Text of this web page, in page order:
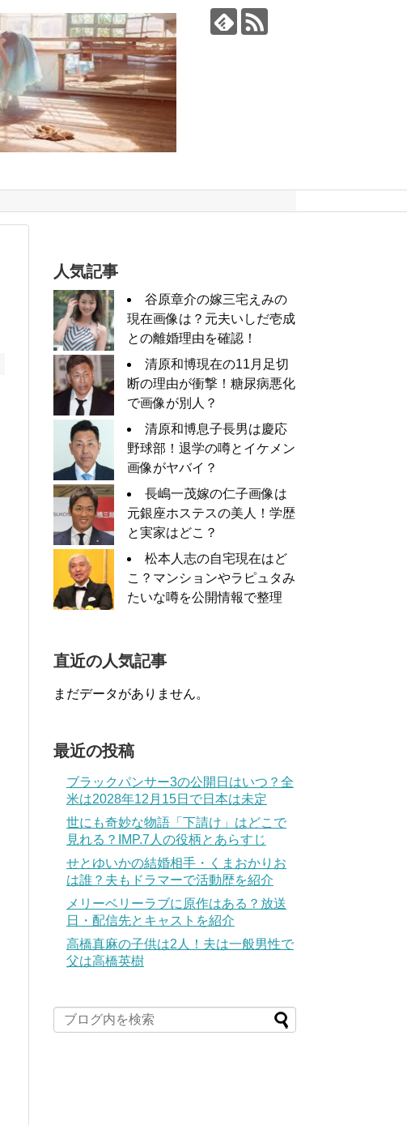
人気記事
谷原章介の嫁三宅えみの
現在画像は？元夫いしだ壱成
との離婚理由を確認！
清原和博現在の11月足切
断の理由が衝撃！糖尿病悪化
で画像が別人？
清原和博息子長男は慶応
野球部！退学の噂とイケメン
画像がヤバイ？
長嶋一茂嫁の仁子画像は
元銀座ホステスの美人！学歴
と実家はどこ？
松本人志の自宅現在はど
こ？マンションやラピュタみ
たいな噂を公開情報で整理
直近の人気記事
まだデータがありません。
最近の投稿
ブラックパンサー3の公開日はいつ？全
米は2028年12月15日で日本は未定
世にも奇妙な物語「下請け」はどこで
見れる？IMP.7人の役柄とあらすじ
せとゆいかの結婚相手・くまおかりお
は誰？夫もドラマーで活動歴を紹介
メリーベリーラブに原作はある？放送
日・配信先とキャストを紹介
高橋真麻の子供は2人！夫は一般男性で
父は高橋英樹